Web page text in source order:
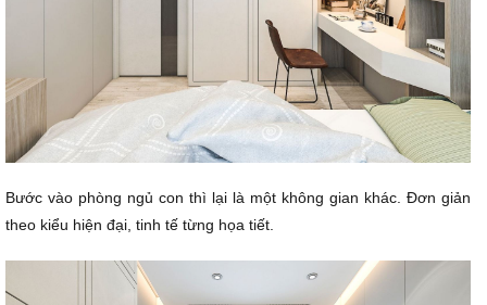
Bước vào phòng ngủ con thì lại là một không gian khác. Đơn giản
theo kiểu hiện đại, tinh tế từng họa tiết.